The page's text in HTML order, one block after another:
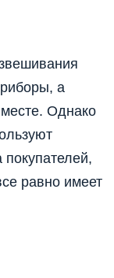
а
месте. Однако
равно имеет